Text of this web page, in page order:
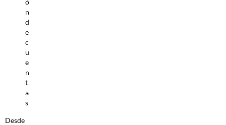
ó
n
d
e
c
u
e
n
t
a
s
Desde